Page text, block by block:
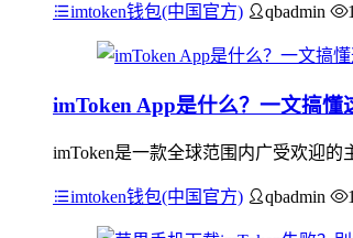
imtoken钱包(中国官方) qbadmin
imToken App是什么？一文搞懂
imToken是一款全球范围内广受欢迎
imtoken钱包(中国官方) qbadmin